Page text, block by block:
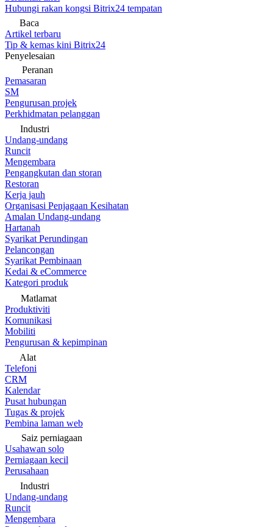
Hubungi rakan kongsi Bitrix24 tempatan
Baca
Artikel terbaru
Tip & kemas kini Bitrix24
Penyelesaian
Peranan
Pemasaran
SM
Pengurusan projek
Perkhidmatan pelanggan
Industri
Undang-undang
Runcit
Mengembara
Pengangkutan dan storan
Restoran
Kerja jauh
Organisasi Penjagaan Kesihatan
Amalan Undang-undang
Hartanah
Syarikat Perundingan
Pelancongan
Syarikat Pembinaan
Kedai & eCommerce
Kategori produk
Matlamat
Produktiviti
Komunikasi
Mobiliti
Pengurusan & kepimpinan
Alat
Telefoni
CRM
Kalendar
Pusat hubungan
Tugas & projek
Pembina laman web
Saiz perniagaan
Usahawan solo
Perniagaan kecil
Perusahaan
Industri
Undang-undang
Runcit
Mengembara